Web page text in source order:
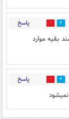
0 پاسخ
بقیه موارد
0 پاسخ